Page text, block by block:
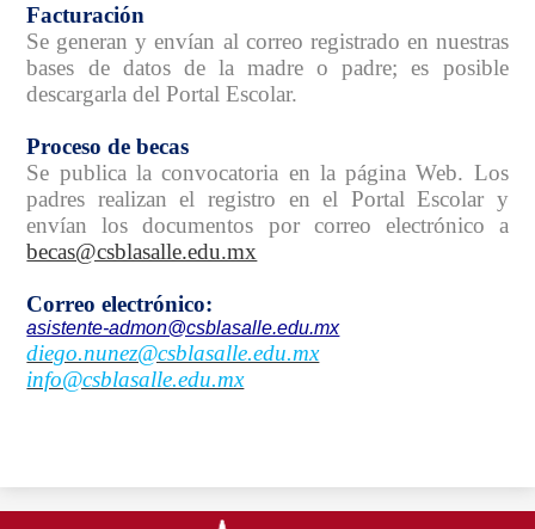
Facturación
Se generan y envían al correo registrado en nuestras
bases de datos de la madre o padre; es posible
descargarla del Portal Escolar.
Proceso de becas
Se publica la convocatoria en la página Web. Los
padres realizan el registro en el Portal Escolar y
envían los documentos por correo electrónico a
becas@csblasalle.edu.mx
Correo electrónico:
asistente-admon@csblasalle.edu.mx
diego.nunez@csblasalle.edu.mx
info@csblasalle.edu.mx